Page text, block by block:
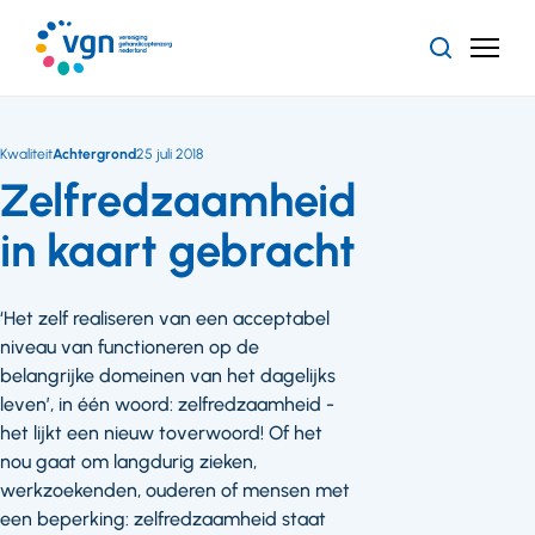
naar
hoofdinhoud
ZoekenMenu
Zelfredzaamheid
in kaart gebracht
KwaliteitAchtergrond25 juli 2018
‘Het zelf realiseren van een acceptabel
niveau van functioneren op de
belangrijke domeinen van het dagelijks
leven’, in één woord: zelfredzaamheid -
het lijkt een nieuw toverwoord! Of het
nou gaat om langdurig zieken,
werkzoekenden, ouderen of mensen met
een beperking: zelfredzaamheid staat